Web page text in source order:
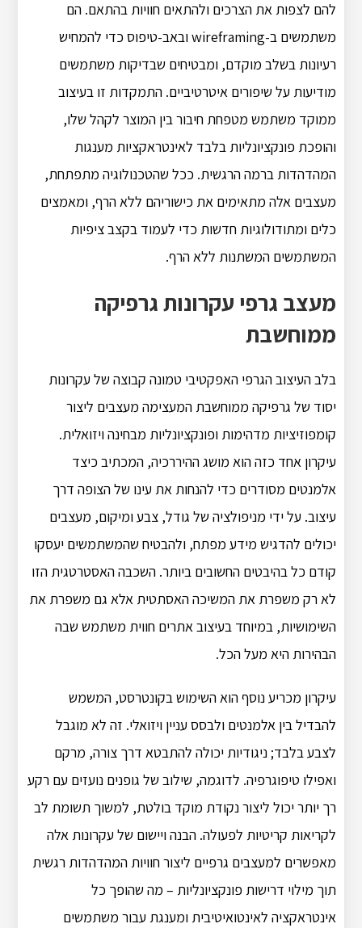
להם לצפות את הצרכים ולהתאים חוויות בהתאם. הם
משתמשים ב-wireframing ובאב-טיפוס כדי להמחיש
רעיונות בשלב מוקדם, ומבטיחים שבדיקות משתמשים
מודיעות על שיפורים איטרטיביים. התמקדות זו בעיצוב
ממוקד משתמש מטפחת חיבור בין המוצר לקהל שלו,
והופכת פונקציונליות בלבד לאינטראקציות מענגות
המהדהדות ברמה הרגשית. ככל שהטכנולוגיה מתפתחת,
מעצבים אלה מתאימים את כישוריהם ללא הרף, ומאמצים
כלים ומתודולוגיות חדשות כדי לעמוד בקצב ציפיות
המשתמשים המשתנות ללא הרף.
מעצב גרפי עקרונות גרפיקה
ממוחשבת
בלב העיצוב הגרפי האפקטיבי טמונה קבוצה של עקרונות
יסוד של גרפיקה ממוחשבת המעצימה מעצבים ליצור
קומפוזיציות מדהימות ופונקציונליות מבחינה ויזואלית.
עיקרון אחד כזה הוא מושג ההיררכיה, המכתיב כיצד
אלמנטים מסודרים כדי להנחות את עינו של הצופה דרך
עיצוב. על ידי מניפולציה של גודל, צבע ומיקום, מעצבים
יכולים להדגיש מידע מפתח, ולהבטיח שהמשתמשים יעסקו
קודם כל בהיבטים החשובים ביותר. השכבה האסטרטגית הזו
לא רק משפרת את המשיכה האסתטית אלא גם משפרת את
השימושיות, במיוחד בעיצוב אתרים חווית משתמש שבה
הבהירות היא מעל הכל.
עיקרון מכריע נוסף הוא השימוש בקונטרסט, המשמש
להבדיל בין אלמנטים ולבסס עניין ויזואלי. זה לא מוגבל
לצבע בלבד; ניגודיות יכולה להתבטא דרך צורה, מרקם
ואפילו טיפוגרפיה. לדוגמה, שילוב של גופנים נועזים עם רקע
רך יותר יכול ליצור נקודת מוקד בולטת, למשוך תשומת לב
לקריאות קריטיות לפעולה. הבנה ויישום של עקרונות אלה
מאפשרים למעצבים גרפיים ליצור חוויות המהדהדות רגשית
תוך מילוי דרישות פונקציונליות – מה שהופך כל
אינטראקציה לאינטואיטיבית ומענגת עבור משתמשים